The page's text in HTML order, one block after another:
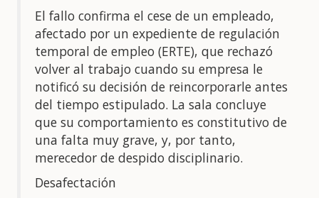
El fallo confirma el cese de un empleado,
afectado por un expediente de regulación
temporal de empleo (ERTE), que rechazó
volver al trabajo cuando su empresa le
notificó su decisión de reincorporarle antes
del tiempo estipulado. La sala concluye
que su comportamiento es constitutivo de
una falta muy grave, y, por tanto,
merecedor de despido disciplinario.
Desafectación